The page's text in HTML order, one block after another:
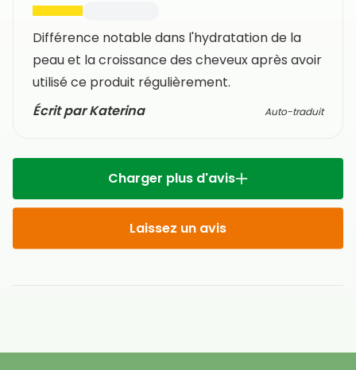
Différence notable dans l'hydratation de la
peau et la croissance des cheveux après avoir
utilisé ce produit régulièrement.
Écrit par Katerina
Auto-traduit
Charger plus d'avis
Laissez un avis